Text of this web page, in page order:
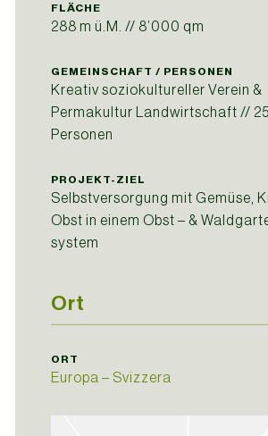
FLÄCHE
288 m ü.M. // 8’000 qm
GEMEINSCHAFT / PERSONEN
Kreativ soziokultureller Verein &
Permakultur Landwirtschaft // 25
Personen
PROJEKT-ZIEL
Selbstversorgung mit Gemüse,
Obst in einem Obst – &
system
Ort
ORT
Europa – Svizzera